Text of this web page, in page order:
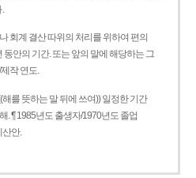
.
회계 결산 따위의 처리를 위하여 편의
동안의 기간. 또는 앞의 말에 해당하는 그
작 연도.
해를 뜻하는 말 뒤에 쓰여)) 일정한 기간
. ¶ 1985년도 출생자/1970년도 졸업
산안.